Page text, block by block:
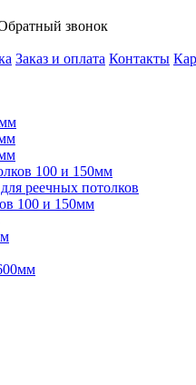
звонок
Заказ и оплата Контакты
100 и 150мм
реечных потолков
100 и 150мм